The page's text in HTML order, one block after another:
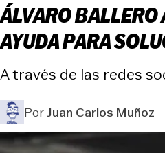
ÁLVARO
AYUDA PARA
A través de las redes
PorJuan Carlos Muñoz